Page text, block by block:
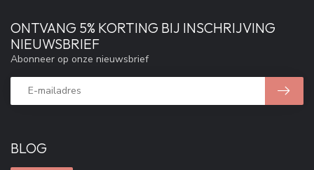
BLOG
ONTVANG 5% KORTING BIJ INSCHRIJVING
NIEUWSBRIEF
Abonneer op onze nieuwsbrief